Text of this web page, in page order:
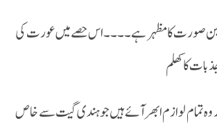
صورت کا مظہر ہے ۔۔۔۔اس حصے میں عورت کی
کا کھلم
وہ تمام لوازم ابھر آئے ہیں جو ہندی گیت سے خاص